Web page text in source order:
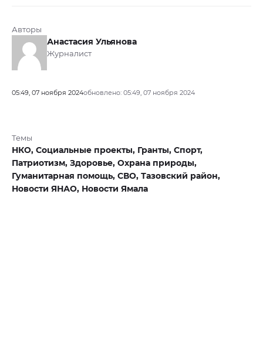
Авторы
Анастасия Ульянова
Журналист
05:49, 07 ноября 2024обновлено: 05:49, 07 ноября 2024
Темы
НКО, Социальные проекты, Гранты, Спорт,
Патриотизм, Здоровье, Охрана природы,
Гуманитарная помощь, СВО, Тазовский район,
Новости ЯНАО, Новости Ямала